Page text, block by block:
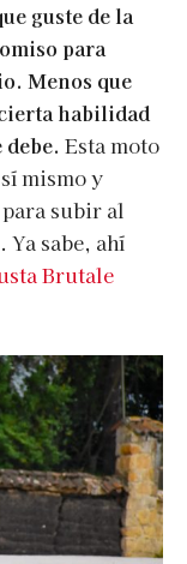
guste de la
para
Menos que
habilidad
Esta moto
mismo y
subir al
sabe, ahí
Brutale